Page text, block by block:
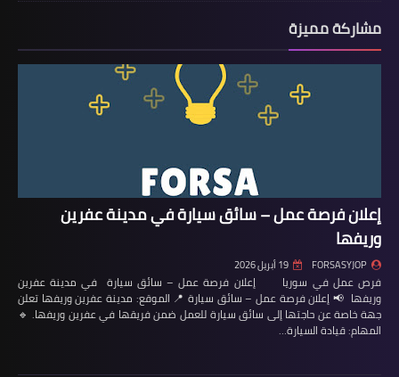
مشاركة مميزة
إعلان فرصة عمل – سائق سيارة في مدينة عفرين
وريفها
FORSASYJOP 19 أبريل 2026
فرص عمل في سوريا إعلان فرصة عمل – سائق سيارة في مدينة عفرين
وريفها 📢 إعلان فرصة عمل – سائق سيارة 📍 الموقع: مدينة عفرين وريفها تعلن
جهة خاصة عن حاجتها إلى سائق سيارة للعمل ضمن فريقها في عفرين وريفها. 🔹
المهام: قيادة السيارة…